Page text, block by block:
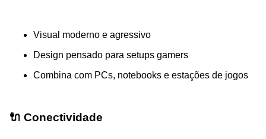
Visual moderno e agressivo
Design pensado para setups gamers
Combina com PCs, notebooks e estações de jogos
🔌 Conectividade